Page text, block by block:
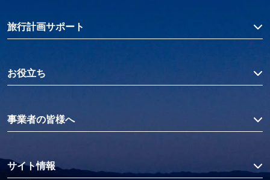
旅行計画サポート
お役立ち
事業者の皆様へ
サイト情報